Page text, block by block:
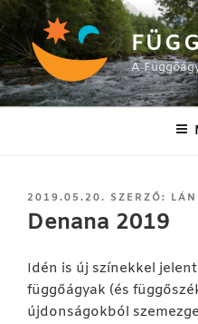
Tartalomhoz
A
BEKÜLDVE:
2019.05.20. SZERZŐ:
Denana 2019
Idén is új színekkel
függőágyak (és
újdonságokból